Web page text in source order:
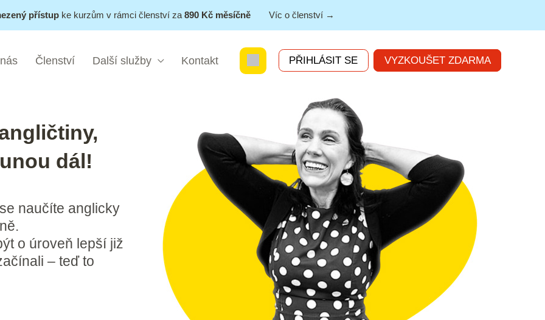
přístupke kurzům v rámci členství za 890 Kč měsíčně Víc o členství →
Členství Další služby Kontakt PŘIHLÁSIT SE VYZKOUŠET ZDARMA
dál!
naučíte anglicky
o úroveň lepší již
– teď to